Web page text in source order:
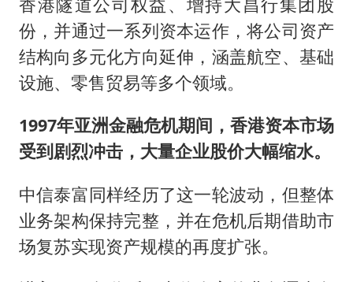
份，并通过一系列资本运作，将公司资产
结构向多元化方向延伸，涵盖航空、基础
设施、零售贸易等多个领域。
1997年亚洲金融危机期间，香港资本市场
受到剧烈冲击，大量企业股价大幅缩水。
中信泰富同样经历了这一轮波动，但整体
业务架构保持完整，并在危机后期借助市
场复苏实现资产规模的再度扩张。